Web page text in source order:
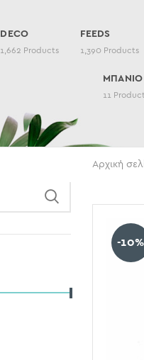
DECO
1,662 Products
FEEDS
1,390 Products
ΜΠΑΝΙΟ
11
Αρχική
-10%